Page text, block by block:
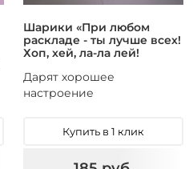
Шарики «При любом
раскладе - ты лучше всех!
Хоп, хей, ла-ла лей!
Дарят хорошее
настроение
Купить в 1 клик